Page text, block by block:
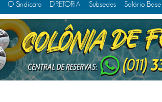
O Sindicato DIRETORIA Subsedes Salário Base